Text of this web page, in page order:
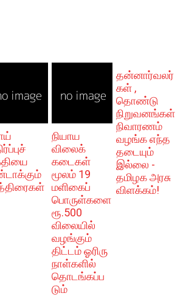
நியாய
விலைக்
கடைகள்
மூலம் 19
மளிகைப்
பொருள்களை
ரூ.500
விலையில்
வழங்கும்
திட்டம் ஓரிரு
நாள்களில்
தொடங்கப்ப
டும்
தன்னார்வலர்
கள் ,
தொண்டு
நிறுவனங்கள்
நிவாரணம்
வழங்க எந்த
தடையும்
இல்லை -
தமிழக அரசு
விளக்கம்!